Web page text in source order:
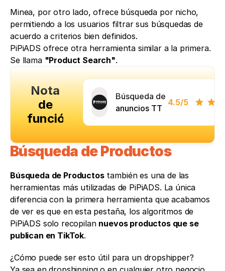
Minea, por otro lado, ofrece búsqueda por nicho,
permitiendo a los usuarios filtrar sus búsquedas de
acuerdo a criterios bien definidos.
PiPiADS ofrece otra herramienta similar a la primera.
Se llama "Product Search".
Nota
de
función
Búsqueda de
anuncios TT
4.5/5
Búsqueda de Productos
Búsqueda de Productos también es una de las
herramientas más utilizadas de PiPiADS. La única
diferencia con la primera herramienta que acabamos
de ver es que en esta pestaña, los algoritmos de
PiPiADS solo recopilan nuevos productos que se
publican en TikTok.
¿Cómo puede ser esto útil para un dropshipper?